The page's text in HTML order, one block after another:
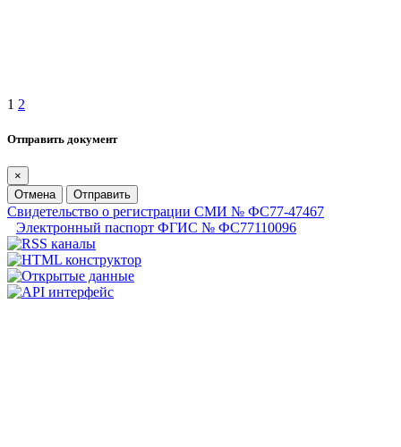
1 2
Отправить документ
×
Отмена
Отправить
Свидетельство о регистрации СМИ № ФС77-47467
Электронный паспорт ФГИС № ФС77110096